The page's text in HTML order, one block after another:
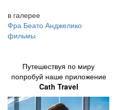
в галерее
Фра Беато Анджелико
фильмы
Путешествуя по миру
попробуй наше приложение
Cath Travel